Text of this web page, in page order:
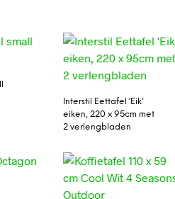
Interstil Eettafel ‘Eik’
eiken, 220 x 95cm met
2 verlengbladen